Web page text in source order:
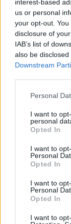
interest-based
us or personal
your opt-out.
disclosure of
IAB’s list of
also be
Downstream
Personal
I want to
personal
Opted In
I want to
Personal
Opted In
I want to
Personal
Opted In
I want to
En relación a
entre el
de Chile,
Feria y
trece salidas
a las 7:35
tantas con
horas). A
servicios en
En la
13, 32 y 82
del